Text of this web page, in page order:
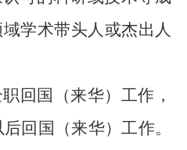
学术带头人或杰出人
回国（来华）工作，
后回国（来华）工作。